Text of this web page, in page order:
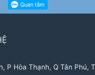
P Hòa Thạnh, Q Tân Phú,